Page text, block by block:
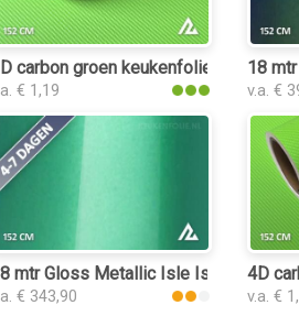
keukenfolie
carbon groen keukenfolie
€ 1,19
18
v.a. €
mtr Gloss Metallic Isle Island
€ 343,90
4D
v.a. €